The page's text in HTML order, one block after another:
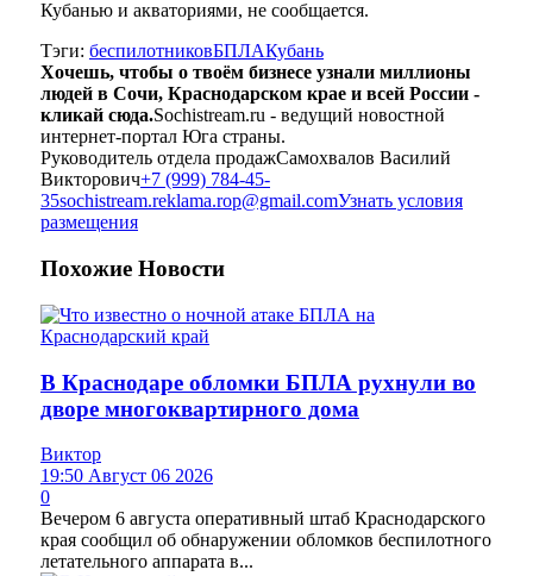
Кубанью и акваториями, не сообщается.
Тэги: беспилотниковБПЛАКубань
Хочешь, чтобы о твоём бизнесе узнали миллионы
людей в Сочи, Краснодарском крае и всей России -
кликай сюда.Sochistream.ru - ведущий новостной
интернет-портал Юга страны.
Руководитель отдела продажСамохвалов Василий
Викторович+7 (999) 784-45-
35sochistream.reklama.rop@gmail.comУзнать условия
размещения
Похожие Новости
В Краснодаре обломки БПЛА рухнули во
дворе многоквартирного дома
Виктор
19:50 Август 06 2026
0
Вечером 6 августа оперативный штаб Краснодарского
края сообщил об обнаружении обломков беспилотного
летательного аппарата в...